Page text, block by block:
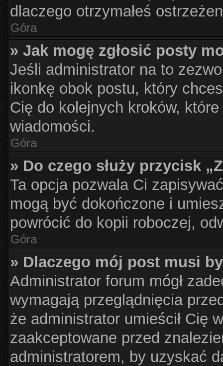
dlaczego otrzymałeś
Góra
» Jak mogę zgłosić posty
Jeśli administrator na to
ikonkę obok postu, który
Cię do kolejnych kroków,
wiadomości.
Góra
» Do czego służy przycisk
Ta opcja pozwala Ci
mogą być dokończone i
powrócić do kopii roboczej,
Góra
» Dlaczego mój post musi
Administrator forum mógł
wymagają przeglądnięcia
że administrator umieścił Cię
zaakceptowane przed
administratorem, by uzyskać